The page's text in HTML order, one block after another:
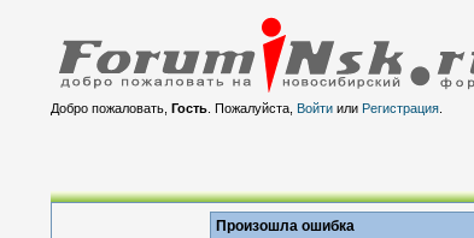
Добро пожаловать, Гость. Пожалуйста, Войтиили Регистрация.
Произошла ошибка